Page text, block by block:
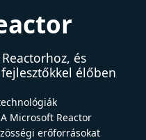
és
élőben
Microsoft Reactor
erőforrásokat